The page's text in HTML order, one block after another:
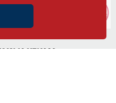
VENOSO